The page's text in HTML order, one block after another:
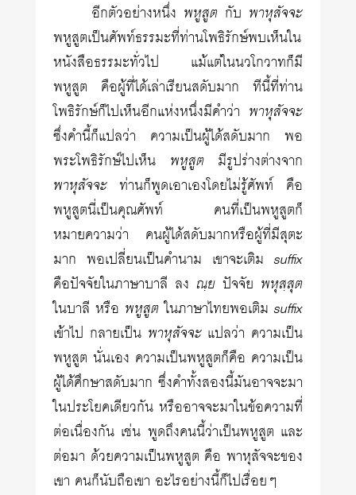
อีกตัวอย่างหนึ่ง พหูสูต กับ พาหุสัจจะ
พหูสูตเป็นศัพท์ธรรมะที่ท่านโพธิรักษ์พบเห็นใน
หนังสือธรรมะทั่วไป แม้แต่ในนวโกวาทก็มี
พหูสูต คือผู้ที่ได้เล่าเรียนสดับมาก ทีนี้ที่ท่าน
โพธิรักษ์ก็ไปเห็นอีกแห่งหนึ่งมีคำว่า พาหุสัจจะ
ซึ่งคำนี้ก็แปลว่า ความเป็นผู้ได้สดับมาก พอ
พระโพธิรักษ์ไปเห็น พหูสูตมีรูปร่างต่างจาก
พาหุสัจจะ ท่านก็พูดเอาเองโดยไม่รู้ศัพท์ คือ
พหูสูตนี่เป็นคุณศัพท์ คนที่เป็นพหูสูตก็
หมายความว่า คนผู้ได้สดับมากหรือผู้ที่มีสุตะ
มาก พอเปลี่ยนเป็นคำนาม เขาจะเติมsuffix
คือปัจจัยในภาษาบาลี ลง ณฺย ปัจจัย พหุสฺสุต
ในบาลี หรือ พหูสูตในภาษาไทยพอเติมsuffix
เข้าไป กลายเป็น พาหุสัจจะแปลว่า ความเป็น
พหูสูต นั่นเอง ความเป็นพหูสูตก็คือ ความเป็น
ผู้ได้ศึกษาสดับมาก ซึ่งคำทั้งสองนี้มันอาจจะมา
ในประโยคเดียวกัน หรืออาจจะมาในข้อความที่
ต่อเนื่องกัน เช่น พูดถึงคนนี้ว่าเป็นพหูสูต และ
ต่อมา ด้วยความเป็นพหูสูต คือ พาหุสัจจะของ
เขา คนก็นับถือเขา อะไรอย่างนี้ก็ไปเรื่อยๆ